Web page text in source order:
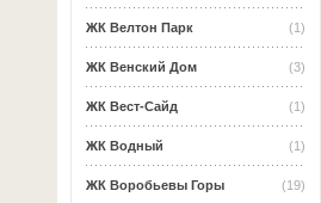
(1)
ЖК Велтон Парк
(3)
ЖК Венский Дом
(1)
ЖК Вест-Сайд
(1)
ЖК Водный
(19)
ЖК Воробьевы Горы